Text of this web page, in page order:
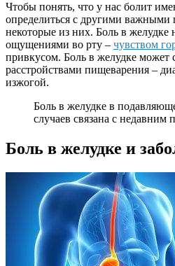
Чтобы понять, что у нас болит
определиться с другими
некоторые из них. Боль в желудке
ощущениями во рту – чувством
привкусом. Боль в желудке может
расстройствами пищеварения –
изжогой.
Боль в желудке в
случаев связана с
Боль в желудке и